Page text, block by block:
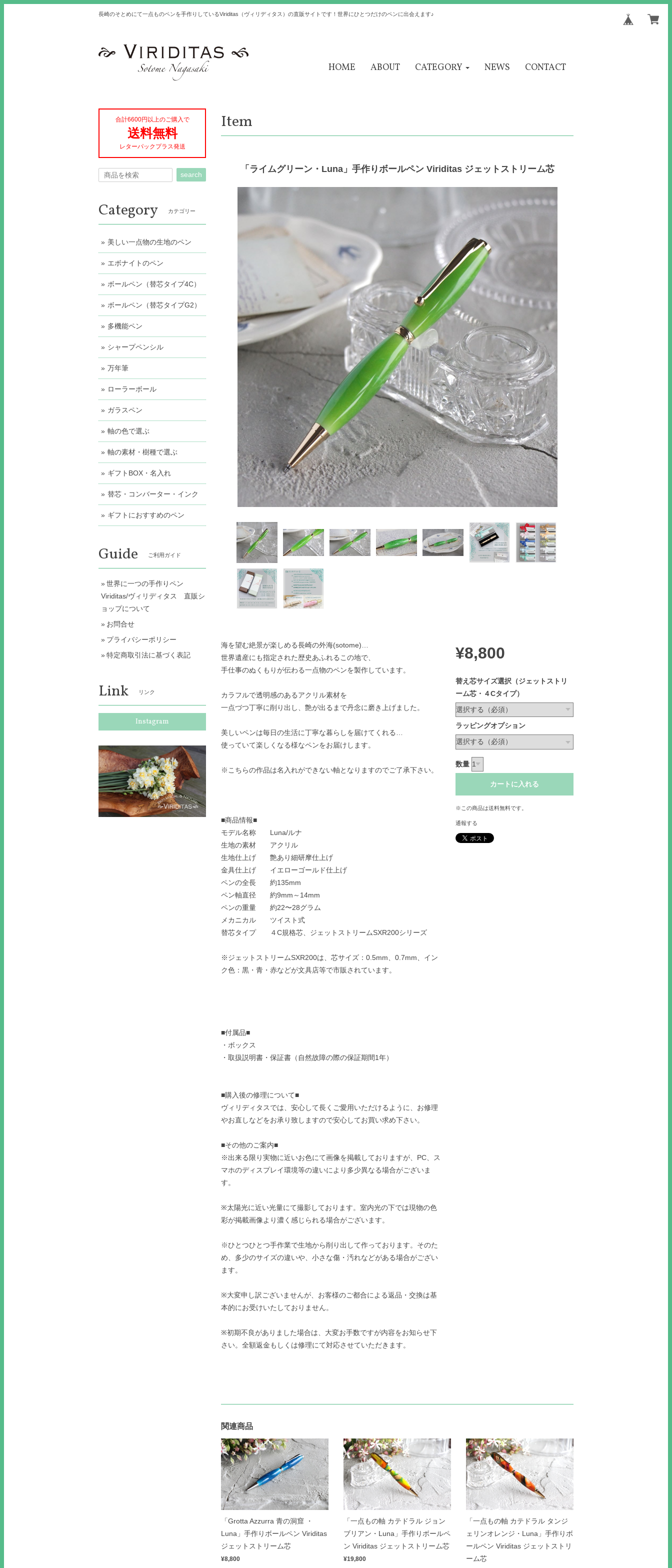
長崎のそとめにて一点ものペンを手作りしているViriditas（ヴィリディタス）の直販サイトです！世界にひとつだけのペンに出会えます♪
HOME ABOUT CATEGORY NEWS CONTACT
Item
「ライムグリーン・Luna」手作りボールペン Viriditas ジェットストリーム芯
海を望む絶景が楽しめる長崎の外海(sotome)…
世界遺産にも指定された歴史あふれるこの地で、
手仕事のぬくもりが伝わる一点物のペンを製作しています。
カラフルで透明感のあるアクリル素材を
一点づつ丁寧に削り出し、艶が出るまで丹念に磨き上げました。
美しいペンは毎日の生活に丁寧な暮らしを届けてくれる…
使っていて楽しくなる様なペンをお届けします。
※こちらの作品は名入れができない軸となりますのでご了承下さい。
■商品情報■
モデル名称 Luna/ルナ
生地の素材 アクリル
生地仕上げ 艶あり細研摩仕上げ
金具仕上げ イエローゴールド仕上げ
ペンの全長 約135mm
ペン軸直径 約9mm～14mm
ペンの重量 約22〜28グラム
メカニカル ツイスト式
替芯タイプ ４C規格芯、ジェットストリームSXR200シリーズ
※ジェットストリームSXR200は、芯サイズ：0.5mm、0.7mm、イン
ク色：黒・青・赤などが文具店等で市販されています。
■付属品■
・ボックス
・取扱説明書・保証書（自然故障の際の保証期間1年）
■購入後の修理について■
ヴィリディタスでは、安心して長くご愛用いただけるように、お修理
やお直しなどをお承り致しますので安心してお買い求め下さい。
■その他のご案内■
※出来る限り実物に近いお色にて画像を掲載しておりますが、PC、ス
マホのディスプレイ環境等の違いにより多少異なる場合がございま
す。
※太陽光に近い光量にて撮影しております。室内光の下では現物の色
彩が掲載画像より濃く感じられる場合がございます。
※ひとつひとつ手作業で生地から削り出して作っております。そのた
め、多少のサイズの違いや、小さな傷・汚れなどがある場合がござい
ます。
※大変申し訳ございませんが、お客様のご都合による返品・交換は基
本的にお受けいたしておりません。
※初期不良がありました場合は、大変お手数ですが内容をお知らせ下
さい。全額返金もしくは修理にて対応させていただきます。
¥8,800
替え芯サイズ選択（ジェットストリ
ーム芯・４Cタイプ）
ラッピングオプション
数量
カートに入れる
※この商品は送料無料です。
通報する
関連商品
「Grotta Azzurra 青の洞窟 ・
Luna」手作りボールペン Viriditas
ジェットストリーム芯
¥8,800
「一点もの軸 カテドラル ジョン
ブリアン・Luna」手作りボールペ
ン Viriditas ジェットストリーム芯
¥19,800
「一点もの軸 カテドラル タンジ
ェリンオレンジ・Luna」手作りボ
ールペン Viriditas ジェットストリ
ーム芯
合計6600円以上のご購入で
送料無料
レターパックプラス発送
search
Category カテゴリー
美しい一点物の生地のペン
エボナイトのペン
ボールペン（替芯タイプ4C）
ボールペン（替芯タイプG2）
多機能ペン
シャープペンシル
万年筆
ローラーボール
ガラスペン
軸の色で選ぶ
軸の素材・樹種で選ぶ
ギフトBOX・名入れ
替芯・コンバーター・インク
ギフトにおすすめのペン
Guide ご利用ガイド
世界に一つの手作りペン
Viriditas/ヴィリディタス 直販シ
ョップについて
お問合せ
プライバシーポリシー
特定商取引法に基づく表記
Link リンク
Instagram